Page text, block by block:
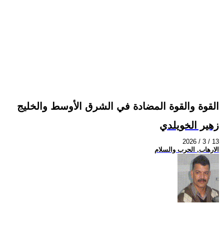
القوة والقوة المضادة في الشرق الأوسط والخليج
زهير الخويلدي
2026 / 3 / 13
الارهاب, الحرب والسلام